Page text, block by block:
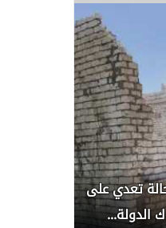
أسيوط : إزالة 26 حالة تعدي على
الدولة...